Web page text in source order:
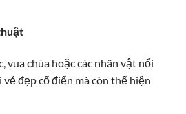
vua chúa hoặc các nhân vật nổi
đẹp cổ điển mà còn thể hiện